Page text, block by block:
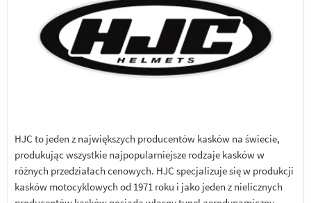
HJC to jeden z największych producentów kasków na świecie,
produkując wszystkie najpopularniejsze rodzaje kasków w
różnych przedziałach cenowych. HJC specjalizuje się w produkcji
kasków motocyklowych od 1971 roku i jako jeden z nielicznych